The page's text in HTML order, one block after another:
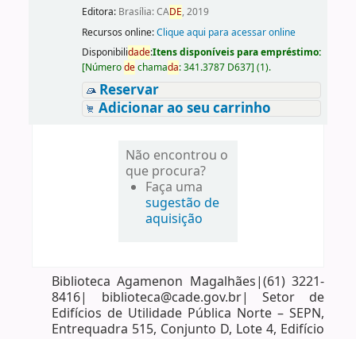
Editora: Brasília: CADE, 2019
Recursos online:Clique aqui para acessar online
Disponibilidade:Itens disponíveis para empréstimo:
[Númerodechamada:341.3787 D637] (1).
Reservar
Adicionar ao seu carrinho
Não encontrou o
que procura?
Faça uma
sugestão de
aquisição
Biblioteca Agamenon Magalhães|(61) 3221-
8416| biblioteca@cade.gov.br| Setor de
Edifícios de Utilidade Pública Norte – SEPN,
Entrequadra 515, Conjunto D, Lote 4, Edifício